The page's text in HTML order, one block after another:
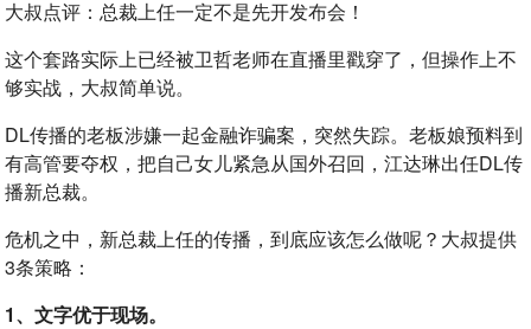
大叔点评：总裁上任一定不是先开发布会！
这个套路实际上已经被卫哲老师在直播里戳穿了，但操作上不
够实战，大叔简单说。
DL传播的老板涉嫌一起金融诈骗案，突然失踪。老板娘预料到
有高管要夺权，把自己女儿紧急从国外召回，江达琳出任DL传
播新总裁。
危机之中，新总裁上任的传播，到底应该怎么做呢？大叔提供
3条策略：
1、文字优于现场。